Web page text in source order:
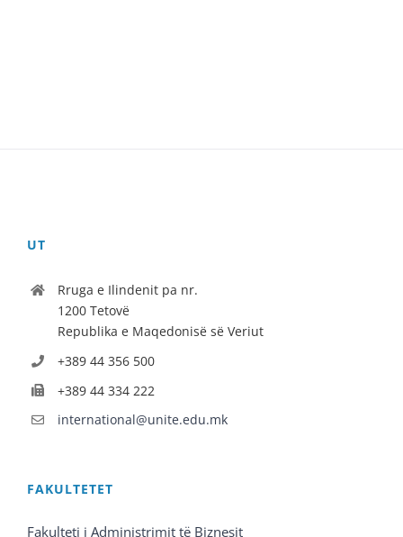
UT
Rruga e Ilindenit pa nr.
1200 Tetovë
Republika e Maqedonisë së Veriut
+389 44 356 500
+389 44 334 222
international@unite.edu.mk
FAKULTETET
Fakulteti i Administrimit të Biznesit